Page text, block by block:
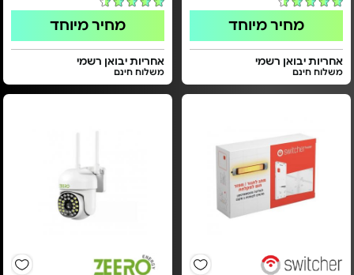
מחיר מיוחד
אחריות יבואן רשמי
משלוח חינם
מחיר מיוחד
אחריות יבואן רשמי
משלוח חינם